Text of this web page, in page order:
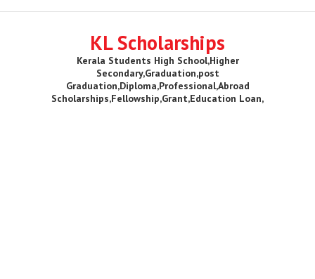
KL Scholarships
Kerala Students High School,Higher
Secondary,Graduation,post
Graduation,Diploma,Professional,Abroad
Scholarships,Fellowship,Grant,Education Loan,